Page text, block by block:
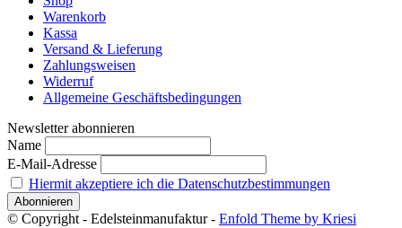
Warenkorb
Kassa
Versand & Lieferung
Zahlungsweisen
Widerruf
Allgemeine Geschäftsbedingungen
Newsletter abonnieren
Name
E-Mail-Adresse
Hiermit akzeptiere ich die Datenschutzbestimmungen
© Copyright - Edelsteinmanufaktur - Enfold Theme by Kriesi